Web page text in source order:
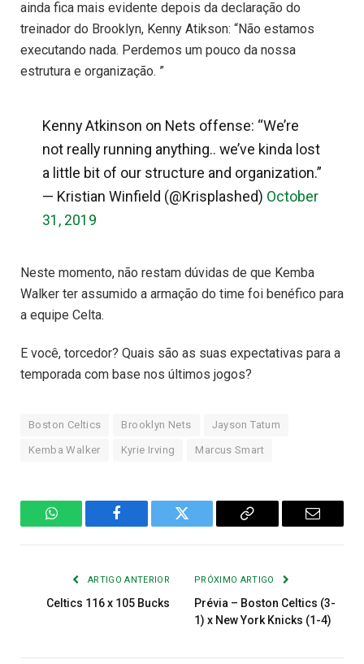
ainda fica mais evidente depois da declaração do
treinador do Brooklyn, Kenny Atikson: “Não estamos
executando nada. Perdemos um pouco da nossa
estrutura e organização. ”
Kenny Atkinson on Nets offense: “We’re
not really running anything.. we’ve kinda lost
a little bit of our structure and organization.”
— Kristian Winfield (@Krisplashed) October
31, 2019
Neste momento, não restam dúvidas de que Kemba
Walker ter assumido a armação do time foi benéfico para
a equipe Celta.
E você, torcedor? Quais são as suas expectativas para a
temporada com base nos últimos jogos?
Boston Celtics Brooklyn Nets Jayson Tatum
Kemba Walker Kyrie Irving Marcus Smart
WhatsAppFacebook Twitter
Copiar
E-
ARTIGO ANTERIOR
Celtics 116 x 105 Bucks
PRÓXIMO ARTIGO
Prévia – Boston Celtics (3-
1) x New York Knicks (1-4)